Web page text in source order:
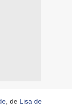
, de Lisa de